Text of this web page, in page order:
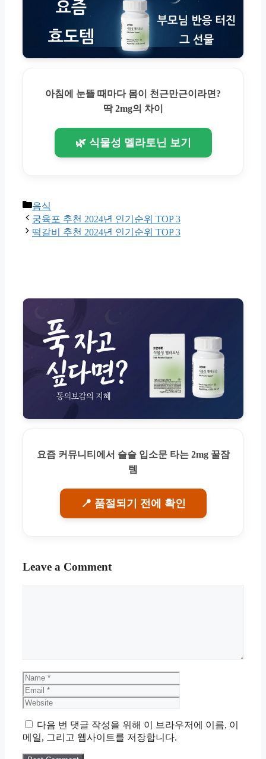
아침에 눈뜰 때마다 몸이 천근만근이라면?
딱 2mg의 차이
🌿 식물성 멜라토닌 보기
Categories
음식
궁육포 추천 2024년 인기순위 TOP 3
떡갈비 추천 2024년 인기순위 TOP 3
요즘 커뮤니티에서 슬슬 입소문 타는 2mg 꿀잠
템
📍 품절되기 전에 확인
Leave a Comment
Name
다음 번 댓글 작성을 위해 이 브라우저에 이름, 이
메일, 그리고 웹사이트를 저장합니다.